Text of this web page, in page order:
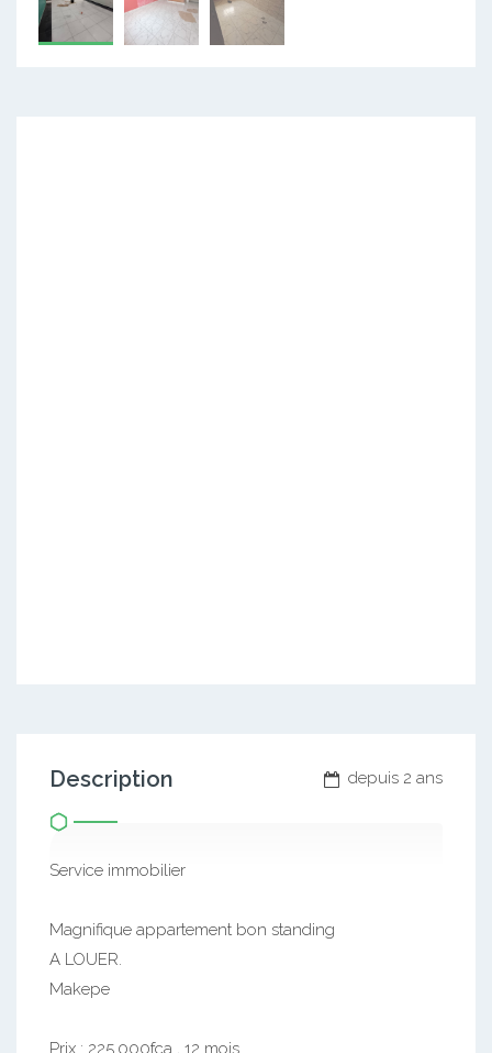
depuis 2 ans
Description
Service immobilier
Magnifique appartement bon standing
A LOUER.
Makepe
Prix : 225.000fca , 12 mois.